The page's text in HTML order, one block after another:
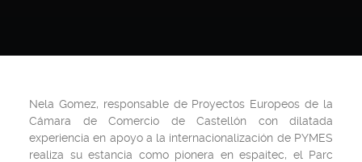
Nela Gomez, responsable de Proyectos Europeos de la
Cámara de Comercio de Castellón con dilatada
experiencia en apoyo a la internacionalización de PYMES
realiza su estancia como pionera en espaitec, el Parc